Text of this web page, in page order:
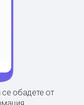
обадете от